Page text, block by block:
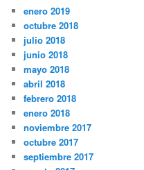
enero 2019
octubre 2018
julio 2018
junio 2018
mayo 2018
abril 2018
febrero 2018
enero 2018
noviembre 2017
octubre 2017
septiembre 2017